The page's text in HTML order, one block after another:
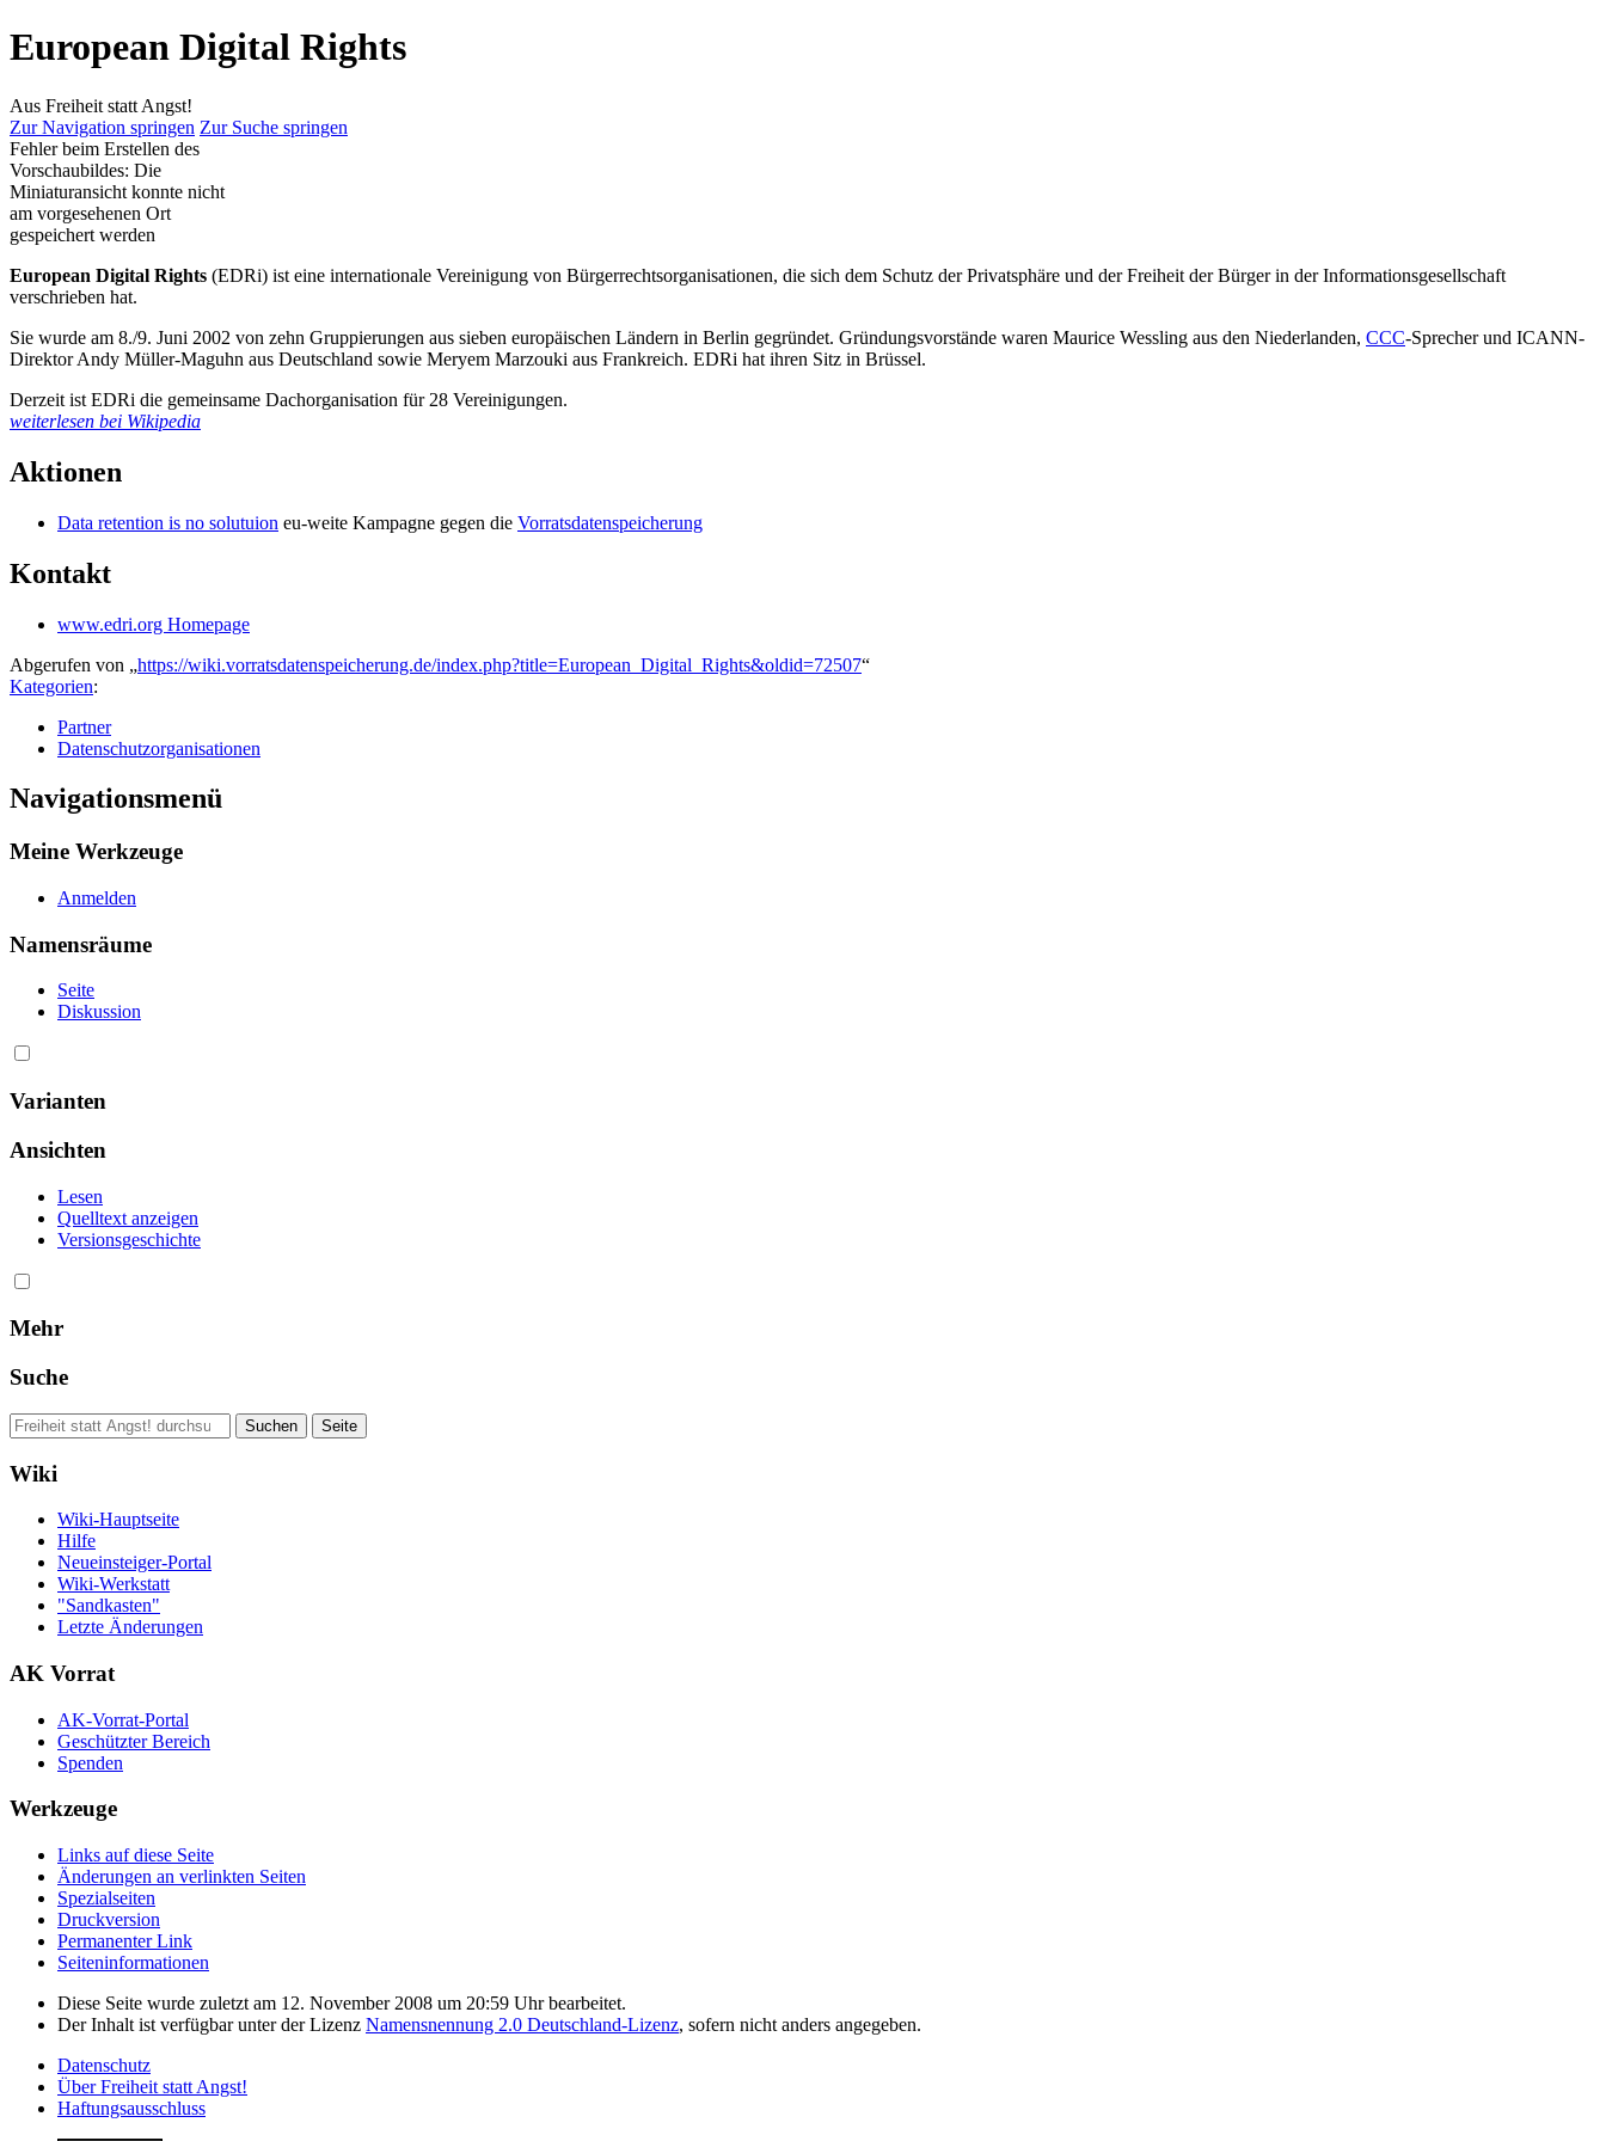
European Digital Rights
Aus Freiheit statt Angst!
Zur Navigation springen Zur Suche springen
Fehler beim Erstellen des
Vorschaubildes: Die
Miniaturansicht konnte nicht
am vorgesehenen Ort
gespeichert werden
European Digital Rights (EDRi) ist eine internationale Vereinigung von Bürgerrechtsorganisationen, die sich dem Schutz der Privatsphäre und der Freiheit der Bürger in der Informationsgesellschaft
verschrieben hat.
Sie wurde am 8./9. Juni 2002 von zehn Gruppierungen aus sieben europäischen Ländern in Berlin gegründet. Gründungsvorstände waren Maurice Wessling aus den Niederlanden, CCC-Sprecher und ICANN-
Direktor Andy Müller-Maguhn aus Deutschland sowie Meryem Marzouki aus Frankreich. EDRi hat ihren Sitz in Brüssel.
Derzeit ist EDRi die gemeinsame Dachorganisation für 28 Vereinigungen.
weiterlesen bei Wikipedia
Aktionen
Data retention is no solutuion eu-weite Kampagne gegen die Vorratsdatenspeicherung
Kontakt
www.edri.org Homepage
Abgerufen von „https://wiki.vorratsdatenspeicherung.de/index.php?title=European_Digital_Rights&oldid=72507“
Kategorien:
Partner
Datenschutzorganisationen
Navigationsmenü
Meine Werkzeuge
Anmelden
Namensräume
Seite
Diskussion
Varianten
Ansichten
Lesen
Quelltext anzeigen
Versionsgeschichte
Mehr
Suche
Wiki
Wiki-Hauptseite
Hilfe
Neueinsteiger-Portal
Wiki-Werkstatt
"Sandkasten"
Letzte Änderungen
AK Vorrat
AK-Vorrat-Portal
Geschützter Bereich
Spenden
Werkzeuge
Links auf diese Seite
Änderungen an verlinkten Seiten
Spezialseiten
Druckversion
Permanenter Link
Seiten­­informationen
Diese Seite wurde zuletzt am 12. November 2008 um 20:59 Uhr bearbeitet.
Der Inhalt ist verfügbar unter der Lizenz Namensnennung 2.0 Deutschland-Lizenz, sofern nicht anders angegeben.
Datenschutz
Über Freiheit statt Angst!
Haftungsausschluss